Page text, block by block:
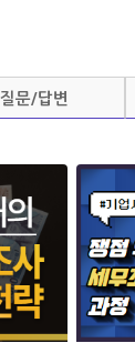
질문/답변